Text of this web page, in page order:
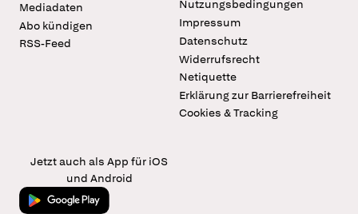
Mediadaten
Abo kündigen
RSS-Feed
Nutzungsbedingungen
Impressum
Datenschutz
Widerrufsrecht
Netiquette
Erklärung zur Barrierefreiheit
Cookies & Tracking
Jetzt auch als App für iOS
und Android
Jetzt bei Google Play